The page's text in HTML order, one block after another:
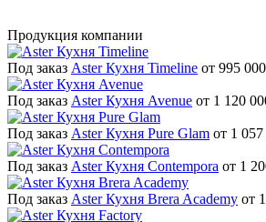
Продукция компании
Под заказ Aster Кухня Timeline от 995 000
Под заказ Aster Кухня Avenue от 1 120
Под заказ Aster Кухня Pure Glam от 1
Под заказ Aster Кухня Contempora от 1
Под заказ Aster Кухня Brera Academy от